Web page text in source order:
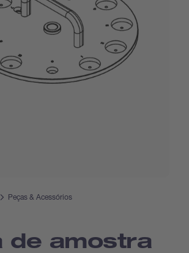
Peças & Acessórios
de amostra